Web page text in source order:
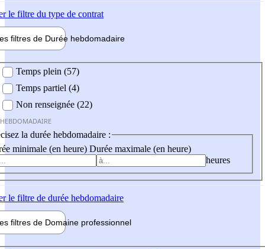
le filtre du type de contrat
filtres de Durée hebdomadaire
Temps plein (57)
Temps partiel (4)
Non renseignée (22)
la durée hebdomadaire :
minimale (en heure) Durée maximale (en heure)
heures
le filtre de durée hebdomadaire
filtres de Domaine professionnel